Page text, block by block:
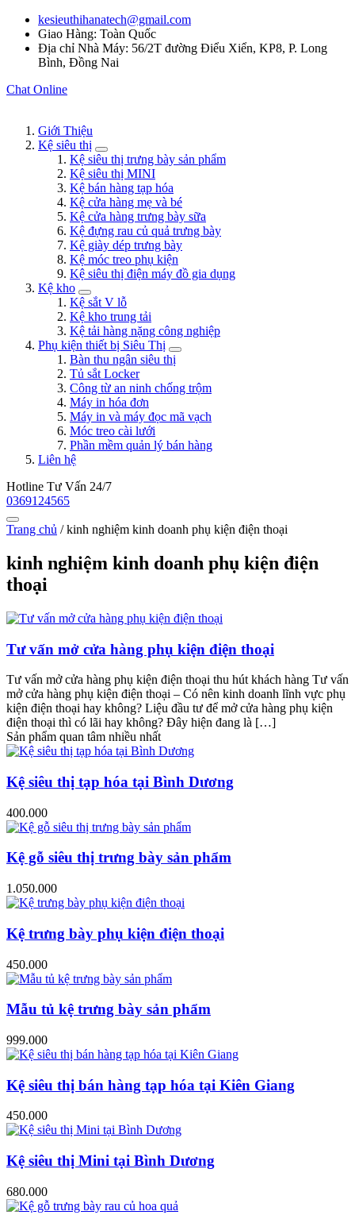
kesieuthihanatech@gmail.com
Giao Hàng: Toàn Quốc
Địa chỉ Nhà Máy: 56/2T đường Điểu Xiển, KP8, P. Long
Bình, Đồng Nai
Chat Online
Giới Thiệu
Kệ siêu thị
Kệ siêu thị trưng bày sản phẩm
Kệ siêu thị MINI
Kệ bán hàng tạp hóa
Kệ cửa hàng mẹ và bé
Kệ cửa hàng trưng bày sữa
Kệ đựng rau củ quả trưng bày
Kệ giày dép trưng bày
Kệ móc treo phụ kiện
Kệ siêu thị điện máy đồ gia dụng
Kệ kho
Kệ sắt V lỗ
Kệ kho trung tải
Kệ tải hàng nặng công nghiệp
Phụ kiện thiết bị Siêu Thị
Bàn thu ngân siêu thị
Tủ sắt Locker
Công từ an ninh chống trộm
Máy in hóa đơn
Máy in và máy đọc mã vạch
Móc treo cài lưới
Phần mềm quản lý bán hàng
Liên hệ
Hotline Tư Vấn 24/7
0369124565
Trang chủ /kinh nghiệm kinh doanh phụ kiện điện thoại
kinh nghiệm kinh doanh phụ kiện điện
thoại
Tư vấn mở cửa hàng phụ kiện điện thoại
Tư vấn mở cửa hàng phụ kiện điện thoại thu hút khách hàng Tư vấn
mở cửa hàng phụ kiện điện thoại – Có nên kinh doanh lĩnh vực phụ
kiện điện thoại hay không? Liệu đầu tư để mở cửa hàng phụ kiện
điện thoại thì có lãi hay không? Đây hiện đang là […]
Sản phẩm quan tâm nhiều nhất
Kệ siêu thị tạp hóa tại Bình Dương
400.000
Kệ gỗ siêu thị trưng bày sản phẩm
1.050.000
Kệ trưng bày phụ kiện điện thoại
450.000
Mẫu tủ kệ trưng bày sản phẩm
999.000
Kệ siêu thị bán hàng tạp hóa tại Kiên Giang
450.000
Kệ siêu thị Mini tại Bình Dương
680.000